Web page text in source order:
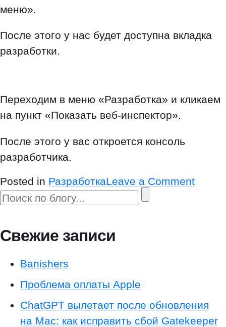
меню».
После этого у нас будет доступна вкладка
разработки.
Переходим в меню «Разработка» и кликаем
на пункт «Показать веб-инспектор».
После этого у вас откроется консоль
разработчика.
Posted in РазработкаLeave a Commento
ь
к
Свежие записи
Banishers
Проблема оплаты Apple
ChatGPT вылетает после обновления
на Mac: как исправить сбой Gatekeeper